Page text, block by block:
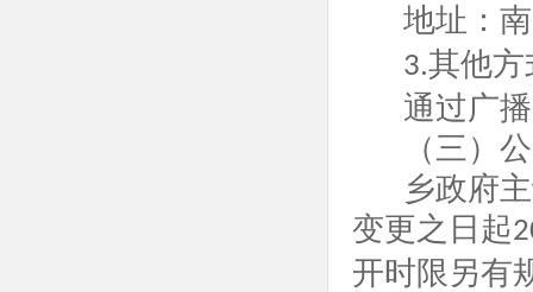
地址：
3.其他方
通过广
（三）
乡政府
变更之日起
开时限另有